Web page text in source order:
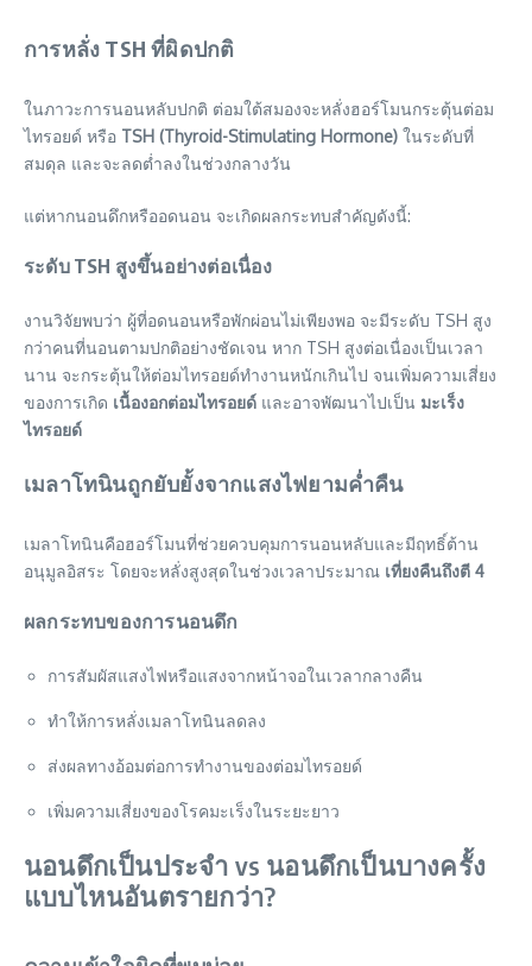
การหลั่ง TSH ที่ผิดปกติ
ในภาวะการนอนหลับปกติ ต่อมใต้สมองจะหลั่งฮอร์โมนกระตุ้นต่อม
ไทรอยด์ หรือ TSH (Thyroid-Stimulating Hormone) ในระดับที่
สมดุล และจะลดต่ำลงในช่วงกลางวัน
แต่หากนอนดึกหรืออดนอน จะเกิดผลกระทบสำคัญดังนี้:
ระดับ TSH สูงขึ้นอย่างต่อเนื่อง
งานวิจัยพบว่า ผู้ที่อดนอนหรือพักผ่อนไม่เพียงพอ จะมีระดับ TSH สูง
กว่าคนที่นอนตามปกติอย่างชัดเจน หาก TSH สูงต่อเนื่องเป็นเวลา
นาน จะกระตุ้นให้ต่อมไทรอยด์ทำงานหนักเกินไป จนเพิ่มความเสี่ยง
ของการเกิด เนื้องอกต่อมไทรอยด์ และอาจพัฒนาไปเป็น มะเร็ง
ไทรอยด์
เมลาโทนินถูกยับยั้งจากแสงไฟยามค่ำคืน
เมลาโทนินคือฮอร์โมนที่ช่วยควบคุมการนอนหลับและมีฤทธิ์ต้าน
อนุมูลอิสระ โดยจะหลั่งสูงสุดในช่วงเวลาประมาณ เที่ยงคืนถึงตี 4
ผลกระทบของการนอนดึก
การสัมผัสแสงไฟหรือแสงจากหน้าจอในเวลากลางคืน
ทำให้การหลั่งเมลาโทนินลดลง
ส่งผลทางอ้อมต่อการทำงานของต่อมไทรอยด์
เพิ่มความเสี่ยงของโรคมะเร็งในระยะยาว
นอนดึกเป็นประจำ vs นอนดึกเป็นบางครั้ง
แบบไหนอันตรายกว่า?